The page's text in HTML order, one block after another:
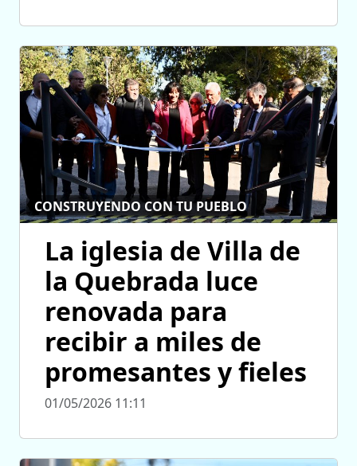
CONSTRUYENDO CON TU PUEBLO
La iglesia de Villa de
la Quebrada luce
renovada para
recibir a miles de
promesantes y fieles
01/05/2026 11:11